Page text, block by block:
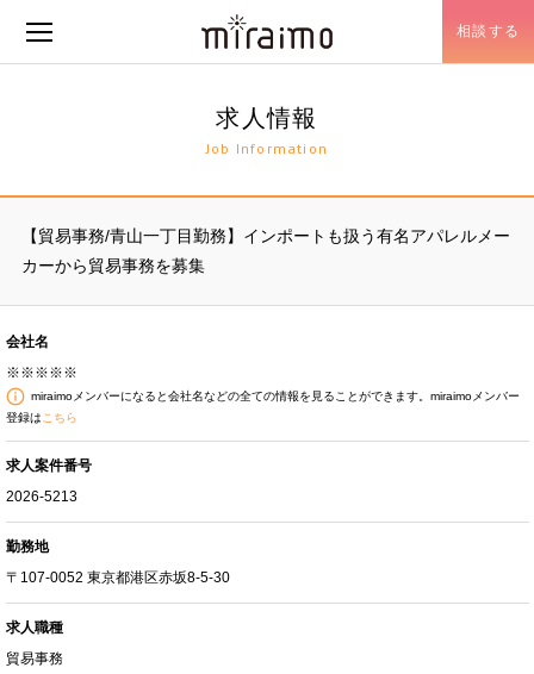
相談する
求人情報
Job Information
【貿易事務/青山一丁目勤務】インポートも扱う有名アパレルメー
カーから貿易事務を募集
会社名
※※※※※
miraimoメンバーになると会社名などの全ての情報を見ることができます。miraimoメンバー
登録は こちら
求人案件番号
2026-5213
勤務地
〒107-0052 東京都港区赤坂8-5-30
求人職種
貿易事務